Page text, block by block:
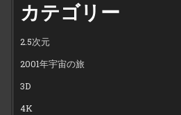
カテゴリー
2.5次元
2001年宇宙の旅
3D
4K